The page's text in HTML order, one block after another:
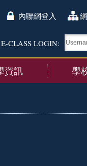
內聯網登入
E-CLASS LOGIN:
資訊 學